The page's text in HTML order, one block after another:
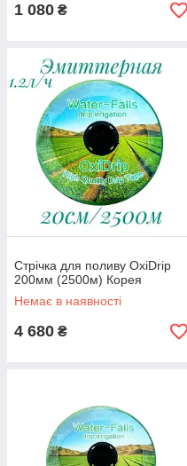
1 080 ₴
Стрічка для поливу OxiDrip
200мм (2500м) Корея
Немає в наявності
4 680 ₴